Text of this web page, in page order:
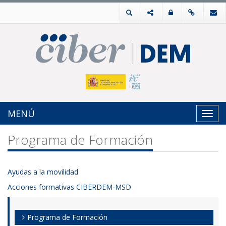
MENÚ
Programa de Formación
Ayudas a la movilidad
Acciones formativas CIBERDEM-MSD
Programa de Formación